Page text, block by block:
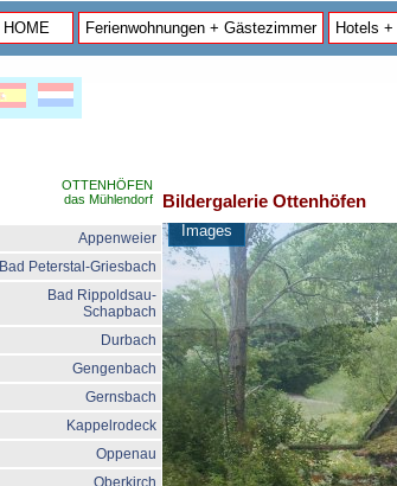
HOME Ferienwohnungen + Gästezimmer Hotels
OTTENHÖFEN
das Mühlendorf
Appenweier
Bad Peterstal-Griesbach
Bad Rippoldsau-
Schapbach
Durbach
Gengenbach
Gernsbach
Kappelrodeck
Oppenau
Oberkirch
Bildergalerie Ottenhöfen
Images